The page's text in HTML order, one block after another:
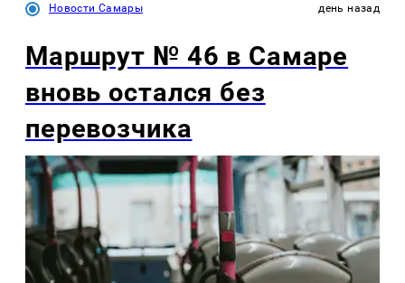
Новости Самары день назад
Маршрут № 46 в Самаре
вновь остался без
перевозчика